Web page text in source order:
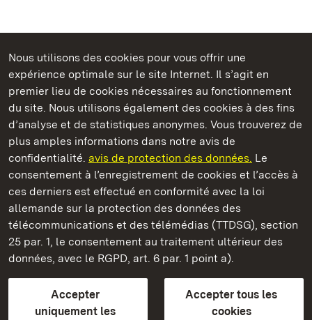
Nous utilisons des cookies pour vous offrir une
expérience optimale sur le site Internet. Il s’agit en
premier lieu de cookies nécessaires au fonctionnement
du site. Nous utilisons également des cookies à des fins
d’analyse et de statistiques anonymes. Vous trouverez de
plus amples informations dans notre avis de
confidentialité. avis de protection des données. Le
consentement à l’enregistrement de cookies et l’accès à
ces derniers est effectué en conformité avec la loi
allemande sur la protection des données des
télécommunications et des télémédias (TTDSG), section
25 par. 1, le consentement au traitement ultérieur des
données, avec le RGPD, art. 6 par. 1 point a).
Accepter
uniquement les
Accepter tous les
cookies
Châteaux et jardins publics du Bade-Wurtemberg
Staatliche Schlösser und Gärten Baden‑Württemberg
Châteaux et jardins publics du Bade-Wurtemberg
ContactFAQ et réponsesMentions légales
Protection des données
Explications sur l’accessibilité
BITV-konform (geprüfte Seiten)
plus loin